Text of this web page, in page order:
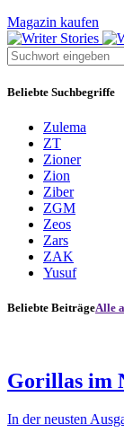
Magazin kaufen
Beliebte Suchbegriffe
Zulema
ZT
Zioner
Zion
Ziber
ZGM
Zeos
Zars
ZAK
Yusuf
Beliebte BeiträgeAlle
Gorillas im
In der neusten